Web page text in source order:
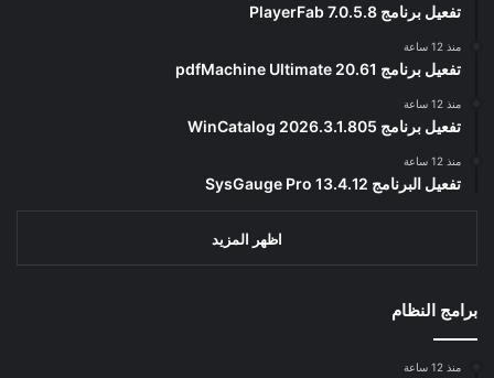
تفعيل برنامج PlayerFab 7.0.5.8
منذ 12 ساعة
تفعيل برنامج pdfMachine Ultimate 20.61
منذ 12 ساعة
تفعيل برنامج WinCatalog 2026.3.1.805
منذ 12 ساعة
تفعيل البرنامج 13.4.12 SysGauge Pro
اظهر المزيد
برامج النظام
منذ 12 ساعة